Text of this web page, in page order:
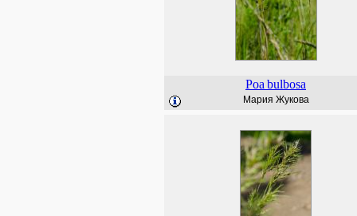
Poa bulbosa
Мария Жукова